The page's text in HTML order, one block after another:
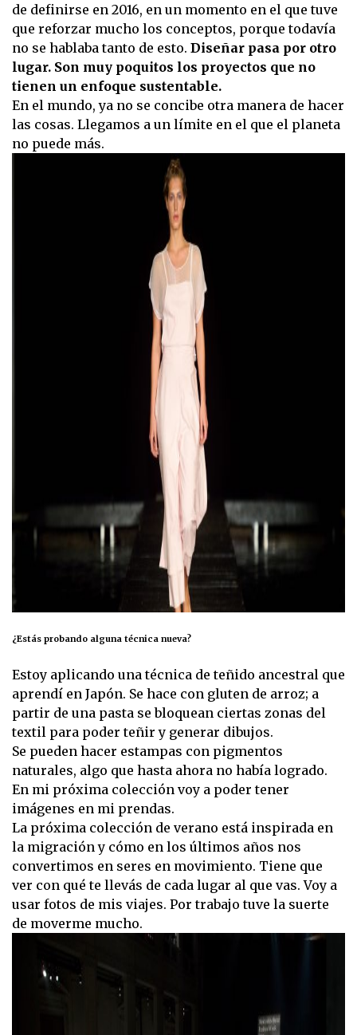
de definirse en 2016, en un momento en el que tuve
que reforzar mucho los conceptos, porque todavía
no se hablaba tanto de esto. Diseñar pasa por otro
lugar. Son muy poquitos los proyectos que no
tienen un enfoque sustentable.
En el mundo, ya no se concibe otra manera de hacer
las cosas. Llegamos a un límite en el que el planeta
no puede más.
¿Estás probando alguna técnica nueva?
Estoy aplicando una técnica de teñido ancestral que
aprendí en Japón. Se hace con gluten de arroz; a
partir de una pasta se bloquean ciertas zonas del
textil para poder teñir y generar dibujos.
Se pueden hacer estampas con pigmentos
naturales, algo que hasta ahora no había logrado.
En mi próxima colección voy a poder tener
imágenes en mi prendas.
La próxima colección de verano está inspirada en
la migración y cómo en los últimos años nos
convertimos en seres en movimiento. Tiene que
ver con qué te llevás de cada lugar al que vas. Voy a
usar fotos de mis viajes. Por trabajo tuve la suerte
de moverme mucho.